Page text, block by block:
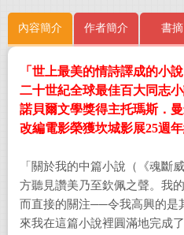
內容簡介 作者簡介 書摘
「世上最美的情詩譯成的小說
二十世紀全球最佳百大同志
諾貝爾文學獎得主托瑪斯．
改編電影榮獲坎城影展25週
「關於我的中篇小說（《魂斷
方聽見讚美乃至欽佩之聲。我
而直接的關注──令我高興的是
來我在這篇小說裡圓滿地完成